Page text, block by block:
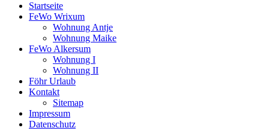
Startseite
FeWo Wrixum
Wohnung Antje
Wohnung Maike
FeWo Alkersum
Wohnung I
Wohnung II
Föhr Urlaub
Kontakt
Sitemap
Impressum
Datenschutz